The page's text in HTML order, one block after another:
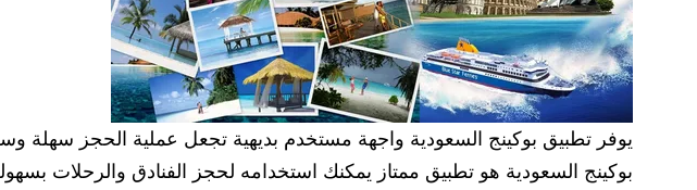
يوفر تطبيق بوكينج السعودية واجهة مستخدم بديهية تجعل عملية الحجز سهلة
بوكينج السعودية هو تطبيق ممتاز يمكنك استخدامه لحجز الفنادق والرحلات